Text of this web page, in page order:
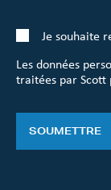
Je souhaite
Les données
traitées par Scott
SOUMETTRE